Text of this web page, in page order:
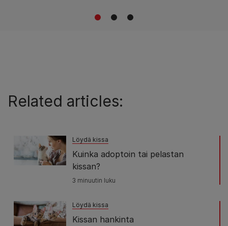
1 2 3
Related articles:
Löydä kissa
Kuinka adoptoin tai pelastan
kissan?
3 minuutin luku
Löydä kissa
Kissan hankinta